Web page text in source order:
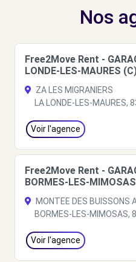
Nos
Free2Move Rent -
LONDE-LES-MAURES
ZA LES MIGRANIERS
LA LONDE-LES-MAURES,
Voir l'agence
Free2Move Rent -
BORMES-LES-
MONTEE DES BUISSONS
BORMES-LES-MIMOSAS,
Voir l'agence